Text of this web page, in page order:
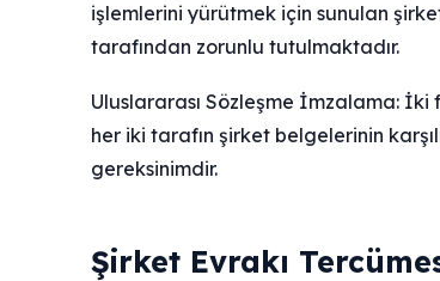
işlemlerini yürütmek için sunulan
tarafından zorunlu tutulmaktadır.
Uluslararası Sözleşme İmzalama:
her iki tarafın şirket belgelerinin
gereksinimdir.
Şirket Evrakı